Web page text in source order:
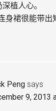
植人心。
裙很能带出
Peng says
9, 2013